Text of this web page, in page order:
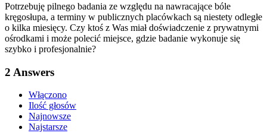
Potrzebuję pilnego badania ze względu na nawracające bóle
kręgosłupa, a terminy w publicznych placówkach są niestety odległe
o kilka miesięcy. Czy ktoś z Was miał doświadczenie z prywatnymi
ośrodkami i może polecić miejsce, gdzie badanie wykonuje się
szybko i profesjonalnie?
2 Answers
Włączono
Ilość głosów
Najnowsze
Najstarsze